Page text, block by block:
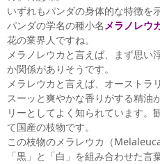
いずれもパンダの身体的な特徴を
パンダの学名の種小名メラノレウ
花の業界人ですね。
メラノレウカと言えば、まず思い
か関係がありそうです。
メラレウカと言えば、オーストラ
スーッと爽やかな香りがする精油
リーとしてよく知られています。
て国産の枝物です。
この枝物のメラレウカ（
「黒」と「白」を組み合わせた言